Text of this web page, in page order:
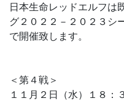
日本生命レッドエルフは
グ２０２２－２０２３シ
で開催致します。
＜第４戦＞
１１月２日（水）１８：